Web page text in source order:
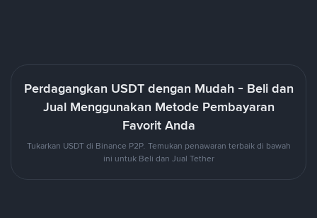
Perdagangkan USDT dengan Mudah - Beli dan
Jual Menggunakan Metode Pembayaran
Favorit Anda
Tukarkan USDT di Binance P2P. Temukan penawaran terbaik di bawah
ini untuk Beli dan Jual Tether